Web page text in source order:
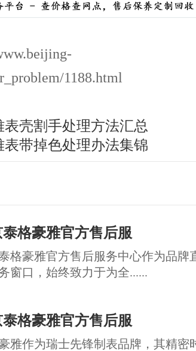
1188.html
表壳割手处理方法汇总
表带掉色处理办法集锦
格豪雅官方售后服
格豪雅官方售后服务中心作为品牌
窗口，始终致力于为全......
格豪雅官方售后服
雅作为瑞士先锋制表品牌，其精密